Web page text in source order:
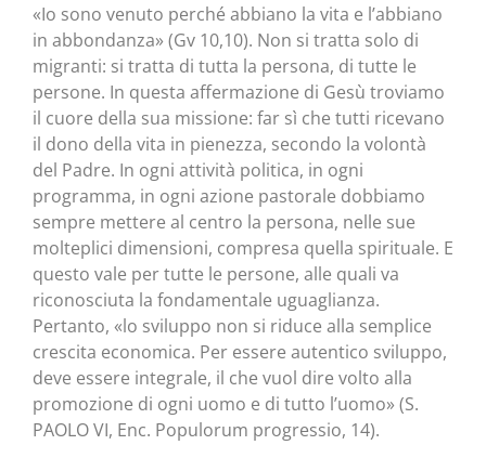
«Io sono venuto perché abbiano la vita e l’abbiano
in abbondanza» (Gv 10,10). Non si tratta solo di
migranti: si tratta di tutta la persona, di tutte le
persone. In questa affermazione di Gesù troviamo
il cuore della sua missione: far sì che tutti ricevano
il dono della vita in pienezza, secondo la volontà
del Padre. In ogni attività politica, in ogni
programma, in ogni azione pastorale dobbiamo
sempre mettere al centro la persona, nelle sue
molteplici dimensioni, compresa quella spirituale. E
questo vale per tutte le persone, alle quali va
riconosciuta la fondamentale uguaglianza.
Pertanto, «lo sviluppo non si riduce alla semplice
crescita economica. Per essere autentico sviluppo,
deve essere integrale, il che vuol dire volto alla
promozione di ogni uomo e di tutto l’uomo» (S.
PAOLO VI, Enc. Populorum progressio, 14).